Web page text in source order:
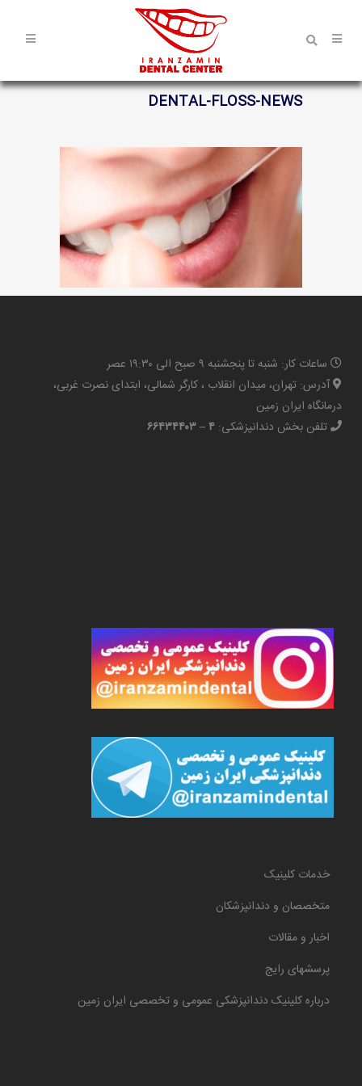
DENTAL-FLOSS-NEWS
ساعات کار: شنبه تا پنجشنبه ۹ صبح الی ۱۹:۳۰ عصر
آدرس: تهران، میدان انقلاب ، کارگر شمالی، ابتدای نصرت غربی،
درمانگاه ایران زمین
تلفن بخش دندانپزشکی: ۴ – ۶۶۴۳۴۴۰۳
خدمات کلینیک
متخصصان و دندانپزشکان
اخبار و مقالات
پرسشهای رایج
درباره کلینیک دندانپزشکی عمومی و تخصصی ایران زمین